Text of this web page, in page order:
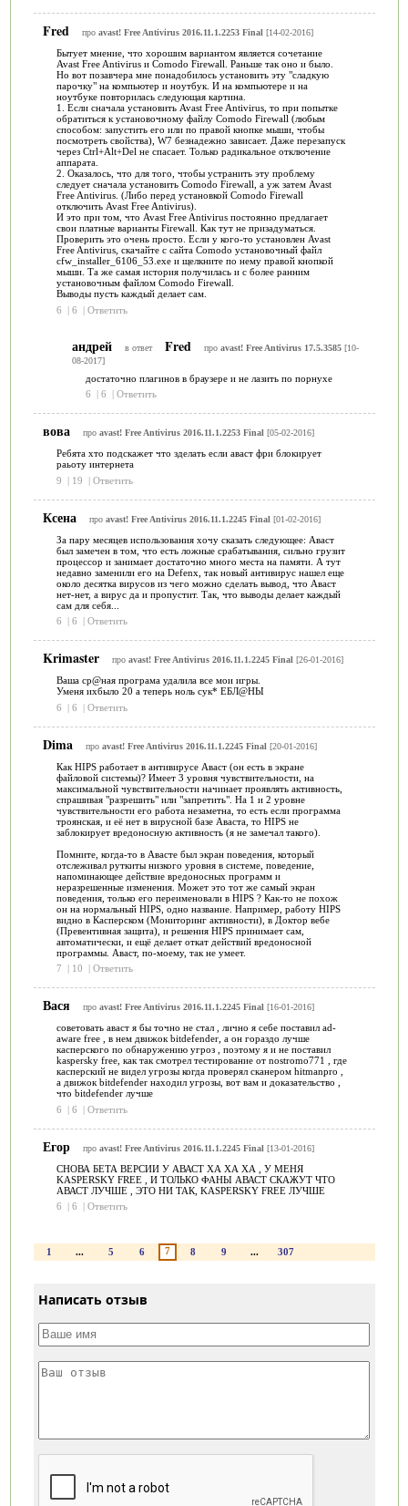
Fred про avast! Free Antivirus 2016.11.1.2253 Final [14-02-2016]
Бытует мнение, что хорошим вариантом является сочетание
Avast Free Antivirus и Comodo Firewall. Раньше так оно и было.
Но вот позавчера мне понадобилось установить эту "сладкую
парочку" на компьютер и ноутбук. И на компьютере и на
ноутбуке повторилась следующая картина.
1. Если сначала установить Avast Free Antivirus, то при попытке
обратиться к установочному файлу Comodo Firewall (любым
способом: запустить его или по правой кнопке мыши, чтобы
посмотреть свойства), W7 безнадежно зависает. Даже перезапуск
через Ctrl+Alt+Del не спасает. Только радикальное отключение
аппарата.
2. Оказалось, что для того, чтобы устранить эту проблему
следует сначала установить Comodo Firewall, а уж затем Avast
Free Antivirus. (Либо перед установкой Comodo Firewall
отключить Avast Free Antivirus).
И это при том, что Avast Free Antivirus постоянно предлагает
свои платные варианты Firewall. Как тут не призадуматься.
Проверить это очень просто. Если у кого-то установлен Avast
Free Antivirus, скачайте с сайта Comodo установочный файл
cfw_installer_6106_53.exe и щелкните по нему правой кнопкой
мыши. Та же самая история получилась и с более ранним
установочным файлом Comodo Firewall.
Выводы пусть каждый делает сам.
6
| 6 | Ответить
андрей в ответ Fred про avast! Free Antivirus 17.5.3585[10-
08-2017]
достаточно плагинов в браузере и не лазить по порнухе
6
| 6 | Ответить
вова про avast! Free Antivirus 2016.11.1.2253 Final [05-02-2016]
Ребята хто подскажет что зделать если аваст фри блокирует
раьоту интернета
9
| 19 | Ответить
Ксена про avast! Free Antivirus 2016.11.1.2245 Final [01-02-2016]
За пару месяцев использования хочу сказать следующее: Аваст
был замечен в том, что есть ложные срабатывания, сильно грузит
процессор и занимает достаточно много места на памяти. А тут
недавно заменили его на Defenx, так новый антивирус нашел еще
около десятка вирусов из чего можно сделать вывод, что Аваст
нет-нет, а вирус да и пропустит. Так, что выводы делает каждый
сам для себя...
6
| 6 | Ответить
Krimaster про avast! Free Antivirus 2016.11.1.2245 Final [26-01-2016]
Ваша ср@ная програма удалила все мои игры.
Уменя ихбыло 20 а теперь ноль сук* ЕБЛ@НЫ
6
| 6 | Ответить
Dima про avast! Free Antivirus 2016.11.1.2245 Final [20-01-2016]
Как HIPS работает в антивирусе Аваст (он есть в экране
файловой системы)? Имеет 3 уровня чувствительности, на
максимальной чувствительности начинает проявлять активность,
спрашивая "разрешить" или "запретить". На 1 и 2 уровне
чувствительности его работа незаметна, то есть если программа
троянская, и её нет в вирусной базе Аваста, то HIPS не
заблокирует вредоносную активность (я не замечал такого).
Помните, когда-то в Авасте был экран поведения, который
отслеживал руткиты низкого уровня в системе, поведение,
напоминающее действие вредоносных программ и
неразрешенные изменения. Может это тот же самый экран
поведения, только его переименовали в HIPS ? Как-то не похож
он на нормальный HIPS, одно название. Например, работу HIPS
видно в Касперском (Мониторинг активности), в Доктор вебе
(Превентивная защита), и решения HIPS принимает сам,
автоматически, и ещё делает откат действий вредоносной
программы. Аваст, по-моему, так не умеет.
7
| 10 | Ответить
Вася про avast! Free Antivirus 2016.11.1.2245 Final [16-01-2016]
советовать аваст я бы точно не стал , лично я себе поставил ad-
aware free , в нем движок bitdefender, а он гораздо лучше
касперского по обнаружению угроз , поэтому я и не поставил
kaspersky free, как так смотрел тестирование от nostromo771 , где
касперский не видел угрозы когда проверял сканером hitmanpro ,
а движок bitdefender находил угрозы, вот вам и доказательство ,
что bitdefender лучше
6
| 6 | Ответить
Егор про avast! Free Antivirus 2016.11.1.2245 Final [13-01-2016]
СНОВА БЕТА ВЕРСИИ У АВАСТ ХА ХА ХА , У МЕНЯ
KASPERSKY FREE , И ТОЛЬКО ФАНЫ АВАСТ СКАЖУТ ЧТО
АВАСТ ЛУЧШЕ , ЭТО НИ ТАК, KASPERSKY FREE ЛУЧШЕ
6
| 6 | Ответить
1 ... 5 6 7 8 9 ... 307
Написать отзыв